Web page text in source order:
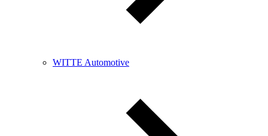
WITTE Automotive